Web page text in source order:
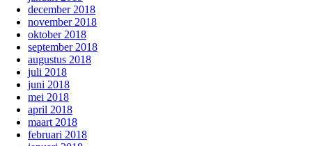
december 2018
november 2018
oktober 2018
september 2018
augustus 2018
juli 2018
juni 2018
mei 2018
april 2018
maart 2018
februari 2018